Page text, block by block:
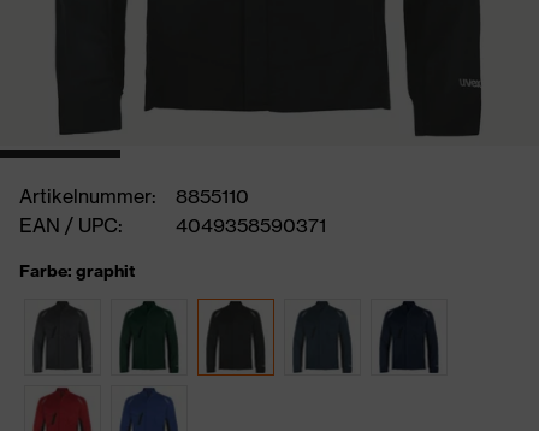
Artikelnummer:
8855110
EAN / UPC:
4049358590371
Farbe: graphit